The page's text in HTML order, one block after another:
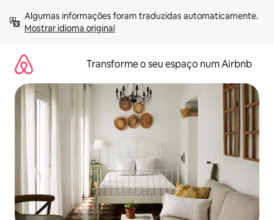
para
Mostrar idioma original
Transforme o seu espaço num Airbnb